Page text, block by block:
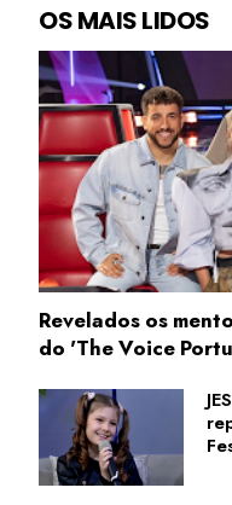
OS MAIS LIDOS
Revelados os
do 'The Voice